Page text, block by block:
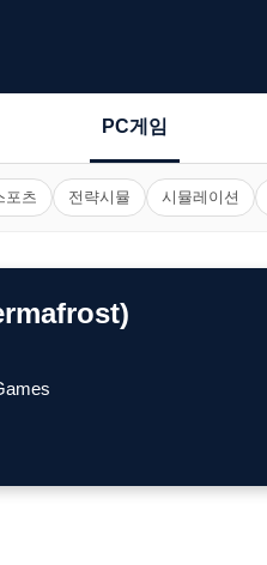
PC게임
포츠 전략시뮬 시뮬레이션